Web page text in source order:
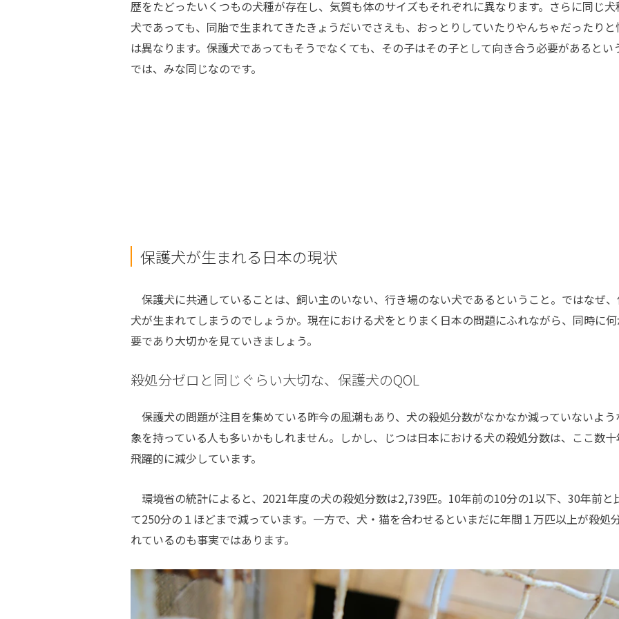
歴をたどったいくつもの犬種が存在し、気質も体のサイズもそれぞれに異なります。さらに同じ犬
犬であっても、同胎で生まれてきたきょうだいでさえも、おっとりしていたりやんちゃだったりと
は異なります。保護犬であってもそうでなくても、その子はその子として向き合う必要があるとい
では、みな同じなのです。
保護犬が生まれる日本の現状
保護犬に共通していることは、飼い主のいない、行き場のない犬であるということ。ではなぜ
犬が生まれてしまうのでしょうか。現在における犬をとりまく日本の問題にふれながら、同時に
要であり大切かを見ていきましょう。
殺処分ゼロと同じぐらい大切な、保護犬のQOL
保護犬の問題が注目を集めている昨今の風潮もあり、犬の殺処分数がなかなか減っていないよう
象を持っている人も多いかもしれません。しかし、じつは日本における犬の殺処分数は、ここ数十
飛躍的に減少しています。
環境省の統計によると、2021年度の犬の殺処分数は2,739匹。10年前の10分の1以下、30年前と
て250分の１ほどまで減っています。一方で、犬・猫を合わせるといまだに年間１万匹以上が殺処
れているのも事実ではあります。